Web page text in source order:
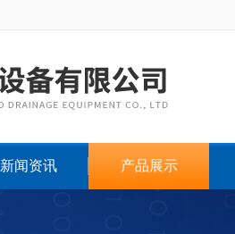
新闻资讯 产品展示